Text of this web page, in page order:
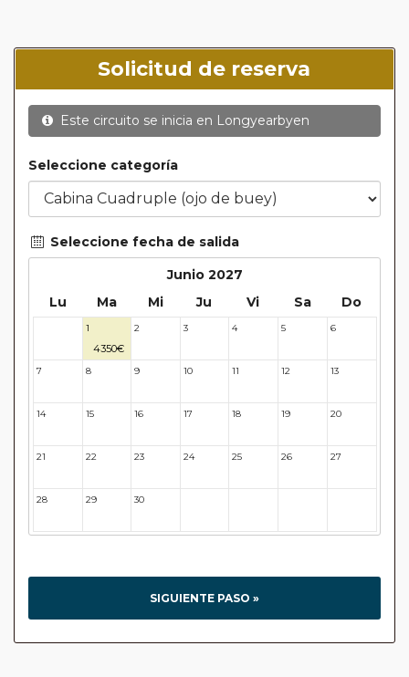
Solicitud de reserva
Este circuito se inicia en Longyearbyen
Seleccione categoría
Seleccione fecha de salida
Junio 2027
Lu
Ma Mi Ju Vi Sa Do
1
4350€
2 3 4 5 6
7 8 9 10 11 12 13
14 15 16 17 18 19 20
21 22 23 24 25 26 27
28 29 30
SIGUIENTE PASO »